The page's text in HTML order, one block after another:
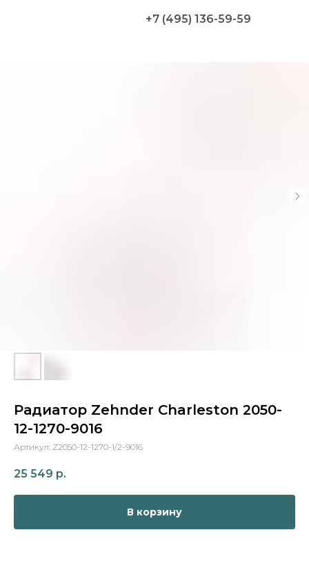
+7 (495) 136-59-59
Радиатор Zehnder Charleston 2050-
12-1270-9016
Артикул: Z2050-12-1270-1/2-9016
25 549 р.
В корзину